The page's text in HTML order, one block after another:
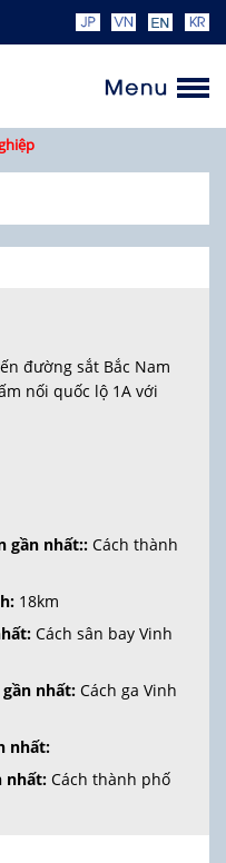
đường sắt Bắc Nam
nối quốc lộ 1A với
gần nhất:: Cách thành
18km
Cách sân bay Vinh
nhất: Cách ga Vinh
nhất:
nhất: Cách thành phố